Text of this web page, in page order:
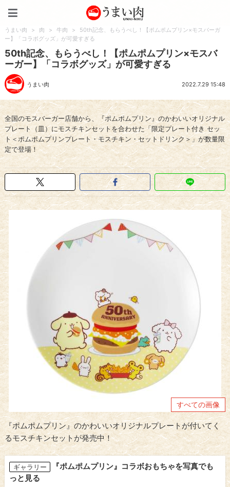
うまい肉 > 肉 > 牛肉 >
50th記念、もらうべし！【ポムポムプリン×モスバーガ
ー】「コラボグッズ」が可愛すぎる
50th記念、もらうべし！【ポムポムプリン×モスバ
ーガー】「コラボグッズ」が可愛すぎる
うまい肉 2022.7.29 15:48
全国のモスバーガー店舗から、『ポムポムプリン』のかわいいオリジナル
プレート（皿）にモスチキンセットを合わせた「限定プレート付き セッ
ト＜ポムポムプリンプレート・モスチキン・セットドリンク＞」が数量限
定で登場！
すべての画像
『ポムポムプリン』のかわいいオリジナルプレートが付いてく
るモスチキンセットが発売中！
ギャラリー
『ポムポムプリン』コラボおもちゃを写真でも
っと見る